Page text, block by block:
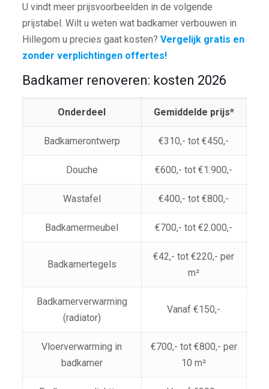
U vindt meer prijsvoorbeelden in de volgende
prijstabel. Wilt u weten wat badkamer verbouwen in
Hillegom u precies gaat kosten? Vergelijk gratis en
zonder verplichtingen offertes!
Badkamer renoveren: kosten 2026
Onderdeel Gemiddelde prijs*
Badkamerontwerp €310,- tot €450,-
Douche €600,- tot €1.900,-
Wastafel €400,- tot €800,-
Badkamermeubel €700,- tot €2.000,-
Badkamertegels
€42,- tot €220,- per
m²
Badkamerverwarming
(radiator)
Vanaf €150,-
Vloerverwarming in
badkamer
€700,- tot €800,- per
10 m²